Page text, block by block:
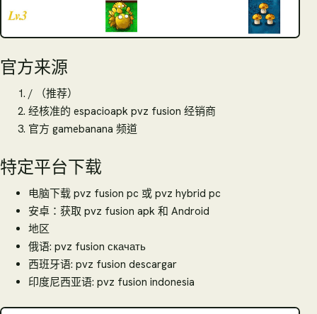
官方来源
/ （推荐）
经核准的 espacioapk pvz fusion 经销商
官方 gamebanana 频道
特定平台下载
电脑下载 pvz fusion pc 或 pvz hybrid pc
安卓：获取 pvz fusion apk 和 Android
地区
俄语: pvz fusion скачать
西班牙语: pvz fusion descargar
印度尼西亚语: pvz fusion indonesia